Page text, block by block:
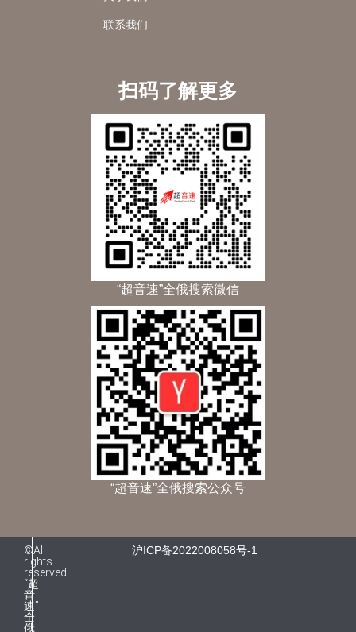
联系我们
扫码了解更多
“超音速”全俄搜索微信
“超音速”全俄搜索公众号
©All
rights
reserved
“超
音
速”
全
俄
沪ICP备2022008058号-1